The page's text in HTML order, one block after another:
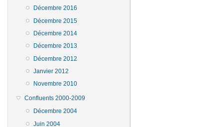
Décembre 2016
Décembre 2015
Décembre 2014
Décembre 2013
Décembre 2012
Janvier 2012
Novembre 2010
Confluents 2000-2009
Décembre 2004
Juin 2004